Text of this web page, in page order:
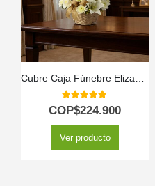
Cubre Caja Fúnebre Elizabeth: Un Homenaje Floral de Respeto 🕊️
5.00out of 5
COP$224.900
Ver producto